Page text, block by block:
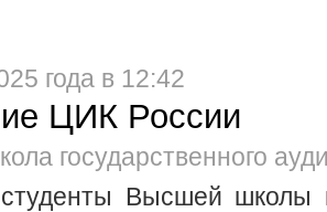
года в 12:42
ЦИК России
государственного
Высшей школы